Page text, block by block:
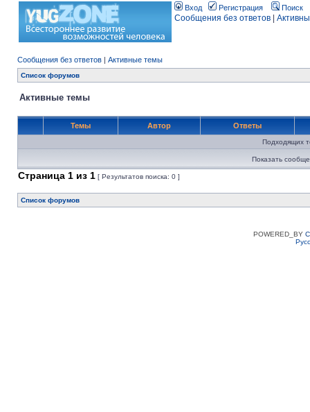
Вход Регистрация Поиск
Сообщения без ответов
Сообщения без ответов | Активные темы
Список форумов
Активные темы
Темы Автор Ответы
Подходящих
Показать
Страница 1 из 1 [ Результатов поиска: 0 ]
Список форумов
POWERED_BY